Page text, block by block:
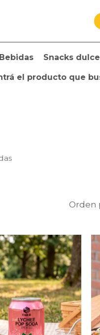
Bebidas Snacks
el producto que